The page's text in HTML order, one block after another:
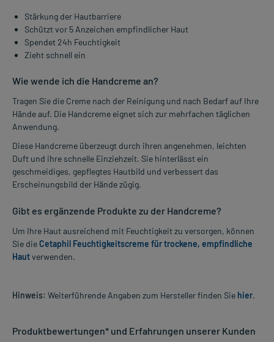
Stärkung der Hautbarriere
Schützt vor 5 Anzeichen empfindlicher Haut
Spendet 24h Feuchtigkeit
Zieht schnell ein
Wie wende ich die Handcreme an?
Tragen Sie die Creme nach der Reinigung und nach Bedarf auf Ihre
Hände auf. Die Handcreme eignet sich zur mehrfachen täglichen
Anwendung.
Diese Handcreme überzeugt durch ihren angenehmen, leichten
Duft und ihre schnelle Einziehzeit. Sie hinterlässt ein
geschmeidiges, gepflegtes Hautbild und verbessert das
Erscheinungsbild der Hände zügig.
Gibt es ergänzende Produkte zu der Handcreme?
Um Ihre Haut ausreichend mit Feuchtigkeit zu versorgen, können
Sie dieCetaphil Feuchtigkeitscreme für trockene, empfindliche
Hautverwenden.
Hinweis: Weiterführende Angaben zum Hersteller finden Sie hier.
Produktbewertungen* und Erfahrungen unserer Kunden